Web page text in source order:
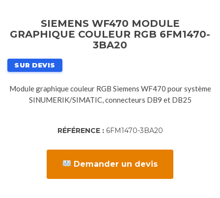
SIEMENS WF470 MODULE
GRAPHIQUE COULEUR RGB 6FM1470-
3BA20
SUR DEVIS
Module graphique couleur RGB Siemens WF470 pour système
SINUMERIK/SIMATIC, connecteurs DB9 et DB25
RÉFÉRENCE : 6FM1470-3BA20
Demander un devis